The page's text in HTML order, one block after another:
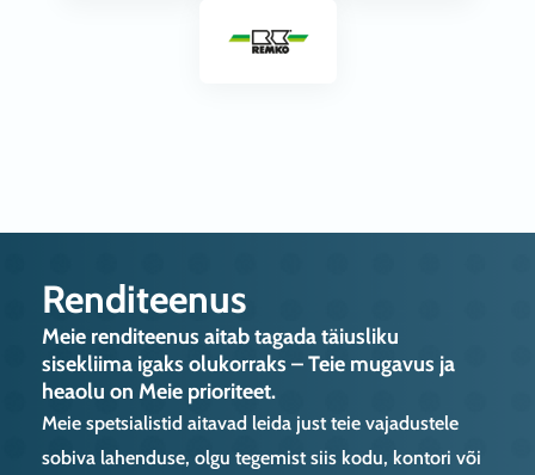
Renditeenus
Meie renditeenus aitab tagada täiusliku
sisekliima igaks olukorraks – Teie mugavus ja
heaolu on Meie prioriteet.
Meie spetsialistid aitavad leida just teie vajadustele
sobiva lahenduse, olgu tegemist siis kodu, kontori või